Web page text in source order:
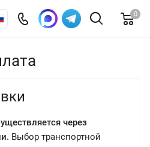
0
через
Выбор транспортной